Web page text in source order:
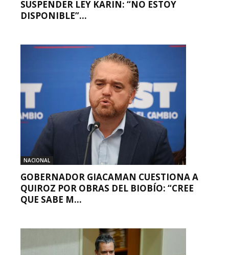
SUSPENDER LEY KARIN: “NO ESTOY
DISPONIBLE”...
NACIONAL
GOBERNADOR GIACAMAN CUESTIONA A
QUIROZ POR OBRAS DEL BIOBÍO: “CREE
QUE SABE M...